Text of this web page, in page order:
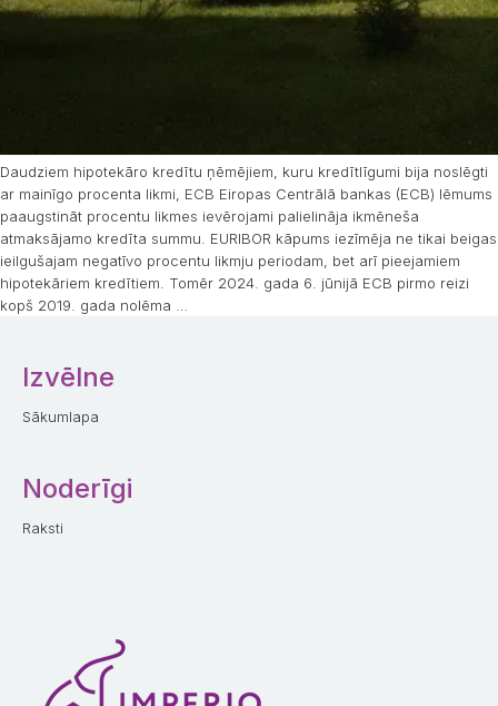
Daudziem hipotekāro kredītu ņēmējiem, kuru kredītlīgumi bija noslēgti
ar mainīgo procenta likmi, ECB Eiropas Centrālā bankas (ECB) lēmums
paaugstināt procentu likmes ievērojami palielināja ikmēneša
atmaksājamo kredīta summu. EURIBOR kāpums iezīmēja ne tikai beigas
ieilgušajam negatīvo procentu likmju periodam, bet arī pieejamiem
hipotekāriem kredītiem. Tomēr 2024. gada 6. jūnijā ECB pirmo reizi
kopš 2019. gada nolēma
Izvēlne
Sākumlapa
Noderīgi
Raksti